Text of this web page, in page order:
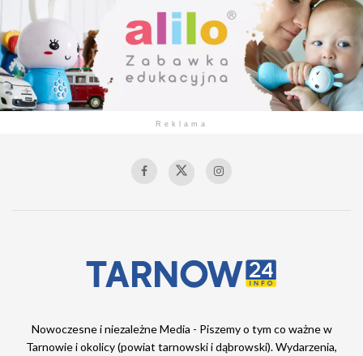
Reklama
Nowoczesne i niezależne Media - Piszemy o tym co ważne w
Tarnowie i okolicy (powiat tarnowski i dąbrowski). Wydarzenia,